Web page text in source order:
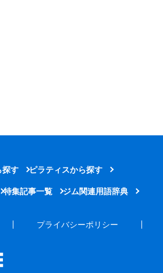
探す ピラティスから探す
特集記事一覧 ジム関連用語辞典
プライバシーポリシー